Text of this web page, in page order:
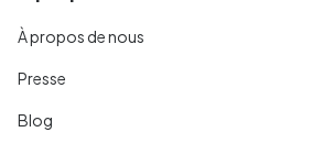
À propos de nous
Presse
Blog